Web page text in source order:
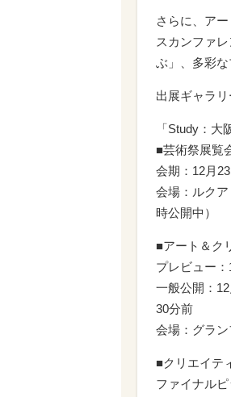
さらに、ア
スカンファ
ぶ」、多彩な
出展ギャラ
「Study：大
■芸術祭展覧
会期：12月
会場：ルク
時公開中）
■アート＆ク
プレビュー
一般公開：
30分前
会場：グラ
■クリエイテ
ファイナル